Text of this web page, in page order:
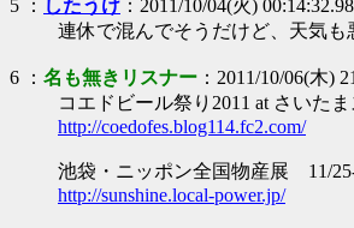
5 ： したうけ ：2011/10/04(火)
連休で混んでそうだけど、天気
6 ： 名も無きリスナー ：2011/10/06(木)
コエドビール祭り2011 at さいた
http://coedofes.blog114.fc2.com/
池袋・ニッポン全国物産展 11/
http://sunshine.local-power.jp/